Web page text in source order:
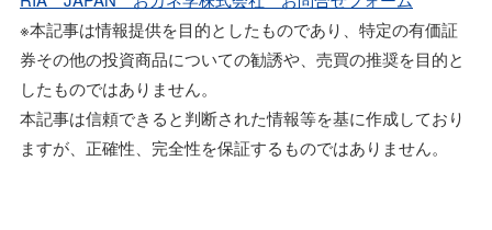
※本記事は情報提供を目的としたものであり、特定の有価証
券その他の投資商品についての勧誘や、売買の推奨を目的と
したものではありません。
本記事は信頼できると判断された情報等を基に作成しており
ますが、正確性、完全性を保証するものではありません。